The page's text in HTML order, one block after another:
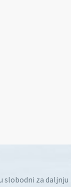
slobodni za daljnju